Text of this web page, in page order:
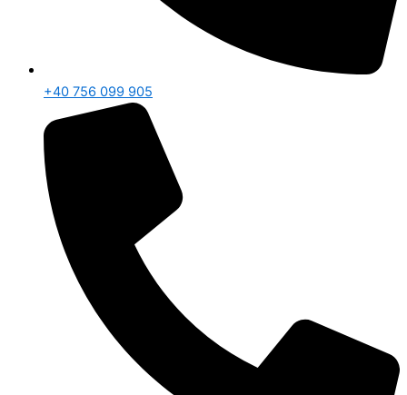
+40 756 099 905